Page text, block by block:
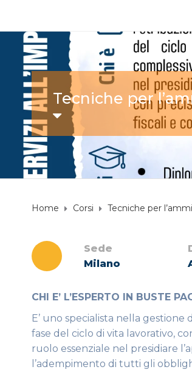
Tecniche per
Home Corsi Tecniche per
Sede
Milano
CHI E’ L’ESPERTO IN BUSTE
E’ uno specialista nella
fase del ciclo di vita lavorativo,
ruolo essenziale nel presidiare
l’adempimento di tutti gli